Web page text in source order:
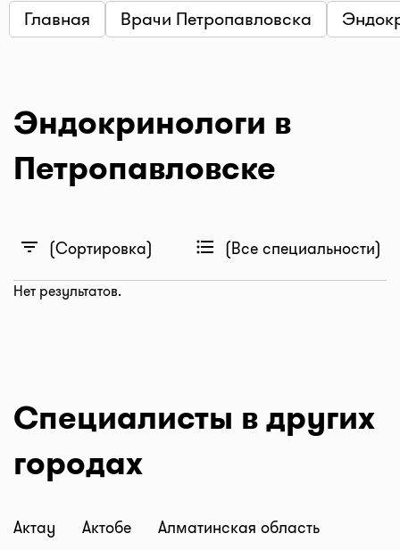
Главная Врачи Петропавловска
Эндокринологи в
Петропавловске
filter_list (Сортировка) format_list_bulleted (Все специальности)
Нет результатов.
Специалисты в других
городах
Актау Актобе
Алматинская область